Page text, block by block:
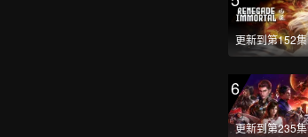
更新到第152集
6
更新到第235集